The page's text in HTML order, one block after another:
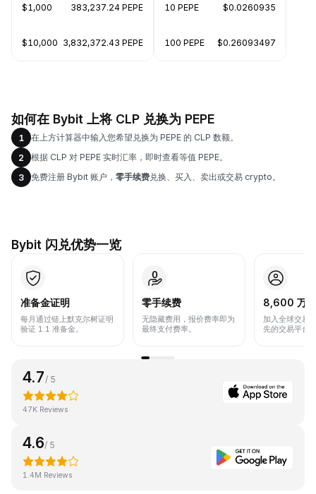
$1,000 383,237.24 PEPE
$10,000 3,832,372.43 PEPE
10 PEPE $0.0260935
100 PEPE $0.26093497
如何在 Bybit 上将 CLP 兑换为 PEPE
1
在上方计算器中输入您希望兑换为 PEPE 的 CLP 数额。
2
根据 CLP 对 PEPE 实时汇率，即时查看等值 PEPE。
3
免费注册 Bybit 账户， 零手续费 兑换、买入、卖出或交易 crypto。
Bybit 闪兑优势一览
准备金证明
每月通过链上默克尔树证明
验证 1:1 准备金。
零手续费
无隐藏费用，报价费率即为
最终支付费率。
8,600 万+
加入全球交易
先的交易平台
4.7/ 5
47K Reviews
4.6/ 5
1.4M Reviews